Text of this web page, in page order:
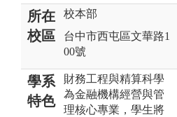
所在
校區
校本部
台中市西屯區文華路1
00號
學系
特色
財務工程與精算科學
為金融機構經營與管
理核心專業，學生將